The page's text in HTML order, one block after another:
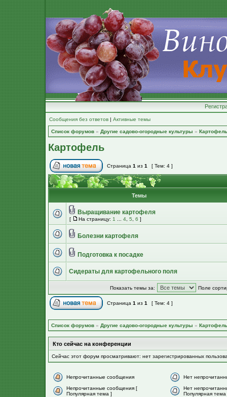
Сообщения без ответов | Активные темы
Список форумов » Другие садово-огородные культуры » Картофель
Картофель
Страница 1 из 1 [ Тем: 4 ]
Темы
Выращивание картофеля
[ На страницу: 1 4 5 6 ]
Болезни картофеля
Подготовка к посадке
Сидераты для картофельного поля
Показать темы за: Поле
Страница 1 из 1 [ Тем: 4 ]
Список форумов » Другие садово-огородные культуры » Картофель
Кто сейчас на конференции
Сейчас этот форум просматривают: нет зарегистрированных
Непрочитанные сообщения
Нет
Непрочитанные сообщения [
Популярная тема ]
Нет
Популярная тема